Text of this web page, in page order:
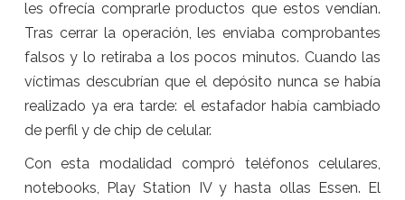
les ofrecía comprarle productos que estos vendían.
Tras cerrar la operación, les enviaba comprobantes
falsos y lo retiraba a los pocos minutos. Cuando las
víctimas descubrían que el depósito nunca se había
realizado ya era tarde: el estafador había cambiado
de perfil y de chip de celular.
Con esta modalidad compró teléfonos celulares,
notebooks, Play Station IV y hasta ollas Essen. El